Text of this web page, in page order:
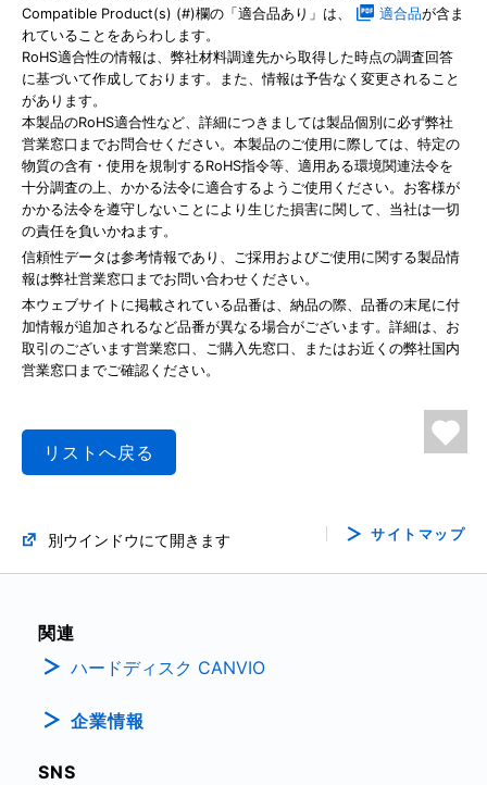
Compatible Product(s) (#)欄の「適合品あり」は、
適合品が含ま
れていることをあらわします。
RoHS適合性の情報は、弊社材料調達先から取得した時点の調査回答
に基づいて作成しております。また、情報は予告なく変更されること
があります。
本製品のRoHS適合性など、詳細につきましては製品個別に必ず弊社
営業窓口までお問合せください。本製品のご使用に際しては、特定の
物質の含有・使用を規制するRoHS指令等、適用ある環境関連法令を
十分調査の上、かかる法令に適合するようご使用ください。お客様が
かかる法令を遵守しないことにより生じた損害に関して、当社は一切
の責任を負いかねます。
信頼性データは参考情報であり、ご採用およびご使用に関する製品情
報は弊社営業窓口までお問い合わせください。
本ウェブサイトに掲載されている品番は、納品の際、品番の末尾に付
加情報が追加されるなど品番が異なる場合がございます。詳細は、お
取引のございます営業窓口、ご購入先窓口、またはお近くの弊社国内
営業窓口までご確認ください。
リストへ戻る
別ウインドウにて開きます サイトマップ
関連
ハードディスク CANVIO
企業情報
SNS